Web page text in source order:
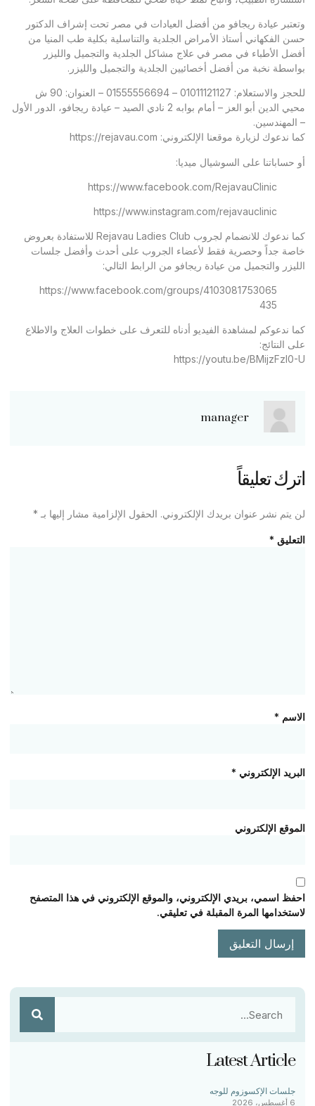
وتعتبر عيادة ريجافو من أفضل العيادات في مصر تحت إشراف الدكتور
حسن الفكهاني أستاذ الأمراض الجلدية والتناسلية بكلية طب المنيا من
أفضل الأطباء في مصر في علاج مشاكل الجلدية والتجميل والليزر
بواسطة نخبة من أفضل أخصائيين الجلدية والتجميل والليزر.
للحجز والاستعلام: 01011121127 – 01555556694 – العنوان: 90 ش
محيي الدين أبو العز – أمام بوابه 2 نادي الصيد – عيادة ريجافو، الدور الأول
– المهندسين.
كما ندعوك لزيارة موقعنا الإلكتروني: https://rejavau.com
أو حساباتنا على السوشيال ميديا:
https://www.facebook.com/RejavauClinic
https://www.instagram.com/rejavauclinic
كما ندعوك للانضمام لجروب Rejavau Ladies Club للاستفادة بعروض
خاصة جداً وحصرية فقط لأعضاء الجروب على أحدث وأفضل جلسات
الليزر والتجميل من عيادة ريجافو من الرابط التالي:
https://www.facebook.com/groups/4103081753065
435
كما ندعوكم لمشاهدة الفيديو أدناه للتعرف على خطوات العلاج والاطلاع
على النتائج:
https://youtu.be/BMijzFzl0-U
manager
اترك تعليقاً
لن يتم نشر عنوان بريدك الإلكتروني. الحقول الإلزامية مشار إليها بـ *
التعليق *
الاسم *
البريد الإلكتروني *
الموقع الإلكتروني
احفظ اسمي، بريدي الإلكتروني، والموقع الإلكتروني في هذا المتصفح
لاستخدامها المرة المقبلة في تعليقي.
Latest Article
جلسات الإكسوزوم للوجه
6 أغسطس، 2026